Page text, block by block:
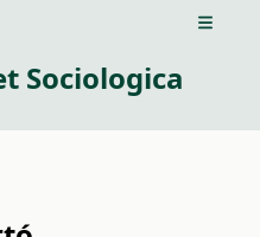
Open
Sociologica